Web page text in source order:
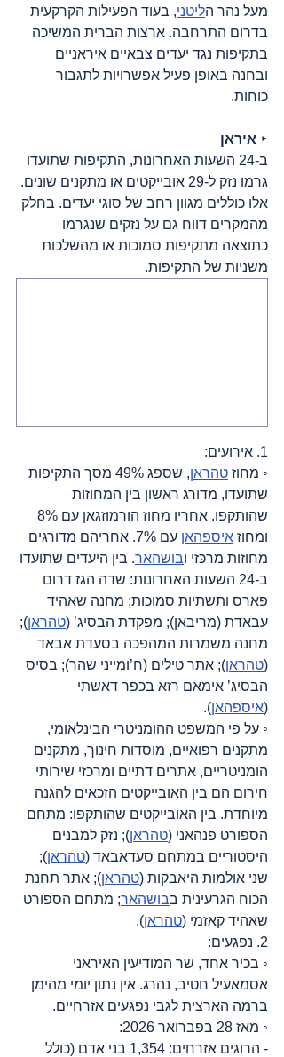
מעל נהר הליטני, בעוד הפעילות הקרקעית
בדרום התרחבה. ארצות הברית המשיכה
בתקיפות נגד יעדים צבאיים איראניים
ובחנה באופן פעיל אפשרויות לתגבור
כוחות.
‣ איראן
ב-24 השעות האחרונות, התקיפות שתועדו
גרמו נזק ל-29 אובייקטים או מתקנים שונים.
אלו כוללים מגוון רחב של סוגי יעדים. בחלק
מהמקרים דווח גם על נזקים שנגרמו
כתוצאה מתקיפות סמוכות או מהשלכות
משניות של התקיפות.
1. אירועים:
◦ מחוז טהראן
, שספג 49% מסך התקיפות
שתועדו, מדורג ראשון בין המחוזות
ומחוז איספהאן
עם 7%. אחריהם מדורגים
מחוזות מרכּזי ובושהאר. בין היעדים שתועדו
ב-24 השעות האחרונות: שדה הגז דרום
פארס ותשתיות סמוכות; מחנה שאהיד
עבאדת (מריבאן); מפקדת הבסיג’ (טהראן);
מחנה משמרות המהפכה בסעדת אבאד
(טהראן); אתר טילים (ח’ומייני שהר); בסיס
הבסיג’ אימאם רזא בכפר דאשתי
(איספהאן).
◦ על פי המשפט ההומניטרי הבינלאומי,
מתקנים רפואיים, מוסדות חינוך, מתקנים
הומניטריים, אתרים דתיים ומרכזי שירותי
חירום הם בין האובייקטים הזכאים להגנה
מיוחדת. בין האובייקטים שהותקפו: מתחם
הספורט פנהאני (טהראן); נזק למבנים
היסטוריים במתחם סעדאבאד (טהראן);
שני אולמות היאבקות (טהראן); אתר תחנת
הכוח הגרעינית בבושהאר; מתחם הספורט
שאהיד קאזמי (טהראן).
2. נפגעים:
◦ בכיר אחד, שר המודיעין האיראני
אסמאעיל חטיב, נהרג. אין נתון יומי מהימן
ברמה הארצית לגבי נפגעים אזרחיים.
◦ מאז 28 בפברואר 2026:
- הרוגים אזרחים: 1,354 בני אדם (כולל